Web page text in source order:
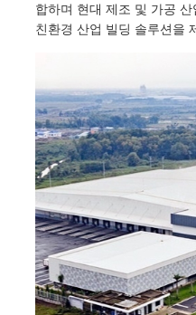
합하며 현대 제조 및 가공
친환경 산업 빌딩 솔루션을